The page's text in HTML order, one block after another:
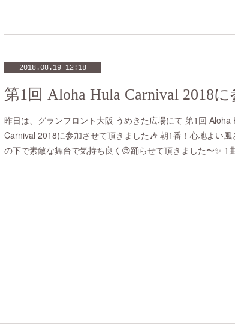
2018.08.19 12:18
第1回 Aloha Hula Carnival 2018に
昨日は、グランフロント大阪 うめきた広場にて 第1回 Aloha
Carnival 2018に参加させて頂きました🎶 朝1番！心地よい風
の下で素敵な舞台で気持ち良く😍踊らせて頂きました〜✨ 1